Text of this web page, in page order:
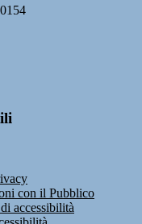
con il Pubblico
accessibilità